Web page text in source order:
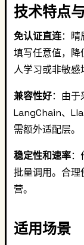
技术特点
免认证直连：晴
填写任意值，降
人学习或非敏感
兼容性好：由于
LangChain、
需额外适配层。
稳定性和速率
批量调用。合理
营。
适用场景